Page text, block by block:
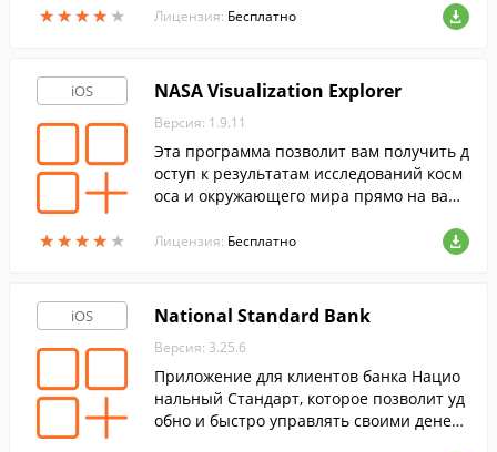
★★★★ ★
★★★★ ★ Лицензия: Бесплатно
iOS
★★★★ ★
★★★★ ★
NASA Visualization Explorer
Версия: 1.9.11
Эта программа позволит вам получить д
оступ к результатам исследований косм
оса и окружающего мира прямо на ваш
Лицензия: Бесплатно
iOS National Standard Bank
Версия: 3.25.6
Приложение для клиентов банка Нацио
нальный Стандарт, которое позволит уд
обно и быстро управлять своими денеж